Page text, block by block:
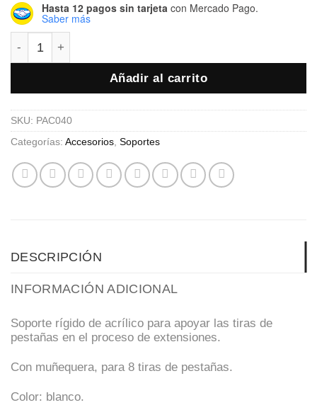
Hasta 12 pagos sin tarjeta con Mercado Pago.
Saber más
Añadir al carrito
SKU: PAC040
Categorías: Accesorios Soportes
DESCRIPCIÓN
INFORMACIÓN ADICIONAL
Soporte rígido de acrílico para apoyar las tiras de
pestañas en el proceso de extensiones.
Con muñequera, para 8 tiras de pestañas.
Color: blanco.